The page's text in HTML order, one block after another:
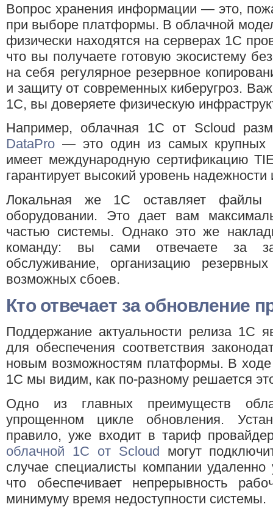
Вопрос хранения информации — это,
при выборе платформы. В облачной
физически находятся на серверах 1С
что вы получаете готовую экосистему
на себя регулярное резервное
и защиту от современных киберугроз.
1С, вы доверяете физическую
Например, облачная 1С от Scloud
DataPro — это один из самых крупных
имеет международную сертификацию
гарантирует высокий уровень
Локальная же 1С оставляет файлы
оборудовании. Это дает вам
частью системы. Однако это же
команду: вы сами отвечаете за
обслуживание, организацию
возможных сбоев.
Кто отвечает за обновление
Поддержание актуальности релиза 1С
для обеспечения соответствия
новым возможностям платформы. В ходе
1С мы видим, как по-разному решается
Одно из главных преимуществ
упрощенном цикле обновления.
правило, уже входит в тариф
облачной 1С от Scloud могут
случае специалисты компании
что обеспечивает непрерывность
минимуму время недоступности системы.